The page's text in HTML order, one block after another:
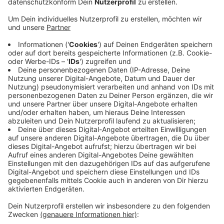
Veröffentlicht:Montag, 10.01.2022 18:56
Über das Wochenende hat sich die Zahl der Infizierten
nochmal deutlich erhöht. Rund 900 Menschen haben
sich in Krefeld und dem Kreis Viersen mit dem Virus
infiziert. Einzelne Neuansteckungen werden heute
auch aus mehreren Krefelder Kitas und aus dem
Berufskolleg Kaufmannsschule gemeldet. Außerdem
melden die Krefeld Pinguine einen positiven Corona-
Fall bei einem ihrer Spieler. Mannschaft und
Geschäftsstelle der Pinguine haben sich bereits
isoliert.